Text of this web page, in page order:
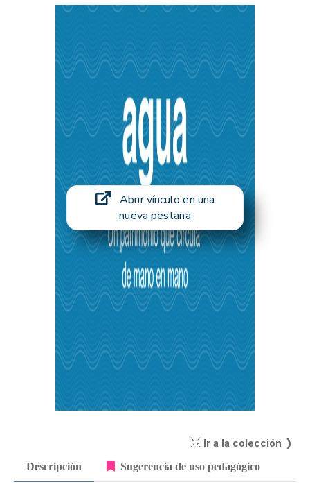
Abrir vínculo en una
nueva pestaña
Ir a la colección ❭
Descripción Sugerencia de uso pedagógico